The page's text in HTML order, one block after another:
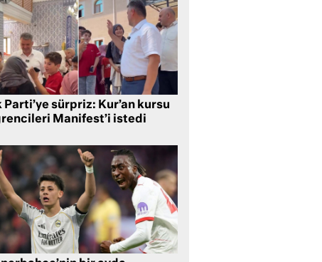
Parti’ye sürpriz: Kur’an kursu
Manifest’i istedi